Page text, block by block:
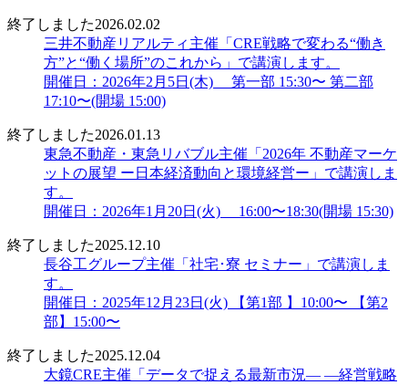
終了しました2026.02.02
三井不動産リアルティ主催「CRE戦略で変わる“働き
方”と“働く場所”のこれから」で講演します。
開催日：2026年2月5日(木) 第一部 15:30〜 第二部
17:10〜(開場 15:00)
終了しました2026.01.13
東急不動産・東急リバブル主催「2026年 不動産マーケ
ットの展望 ー日本経済動向と環境経営ー」で講演しま
す。
開催日：2026年1月20日(火) 16:00〜18:30(開場 15:30)
終了しました2025.12.10
長谷工グループ主催「社宅･寮 セミナー」で講演しま
す。
開催日：2025年12月23日(火) 【第1部 】10:00〜 【第2
部】15:00〜
終了しました2025.12.04
大鏡CRE主催「データで捉える最新市況― ―経営戦略